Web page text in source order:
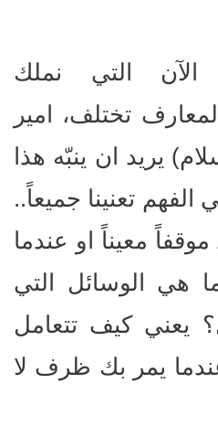
الآن التي نملك
تختلف، امير
يريد ان ينبّه هذا
تعنينا جميعاً..
معيناً او عندما
هي الوسائل التي
يعني كيف تتعامل
يمر بك ظرف لا